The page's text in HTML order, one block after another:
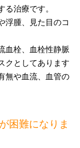
る治療です。
浮腫、見た目のコ
血栓、血栓性静脈
クとしてあります
無や血流、血管の
困難になりま